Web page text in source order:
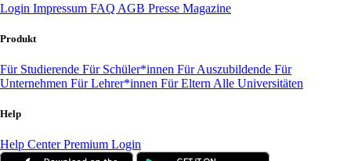
Login Impressum FAQ AGB Presse Magazine
Produkt
Für Studierende Für Schüler*innen Für Auszubildende Für
Unternehmen Für Lehrer*innen Für Eltern Alle Universitäten
Help
Help CenterPremium Login